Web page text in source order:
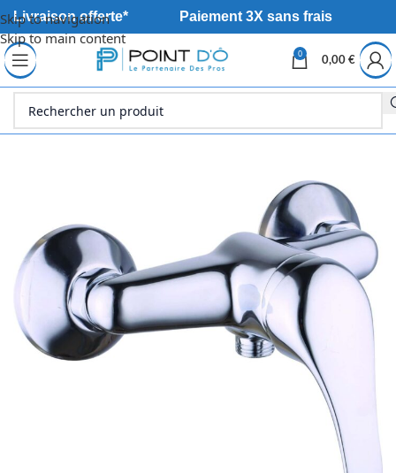
Skip to navigation
Skip to main content
Livraison offerte* Paiement 3X sans frais
0
0,00 €
Accueil Sanitaire Robinetterie